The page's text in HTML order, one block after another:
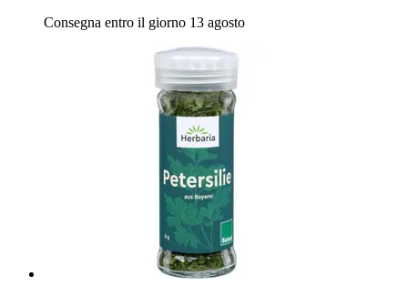
Consegna entro il giorno 13 agosto